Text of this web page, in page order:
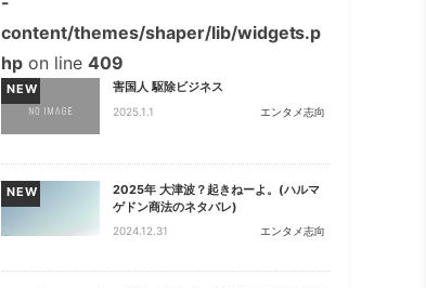
content/themes/shaper/lib/widgets.p
hpon line 409
NEW 害国人 駆除ビジネス
2025.1.1 エンタメ志向
NEW
2025年 大津波？起きねーよ。(ハルマ
ゲドン商法のネタバレ)
2024.12.31 エンタメ志向